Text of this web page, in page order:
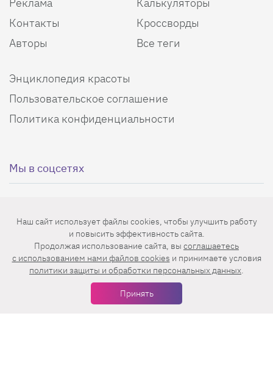
Реклама
Контакты
Авторы
Калькуляторы
Кроссворды
Все теги
Энциклопедия красоты
Пользовательское соглашение
Политика конфиденциальности
Мы в соцсетях
Еженедельная рассылка с лучшими статьями
Наш сайт использует файлы cookies, чтобы улучшить работу
и повысить эффективность сайта.
Продолжая использование сайта, вы соглашаетесь
c использованием нами файлов cookies и принимаете условия
политики защиты и обработки персональных данных.
Принять